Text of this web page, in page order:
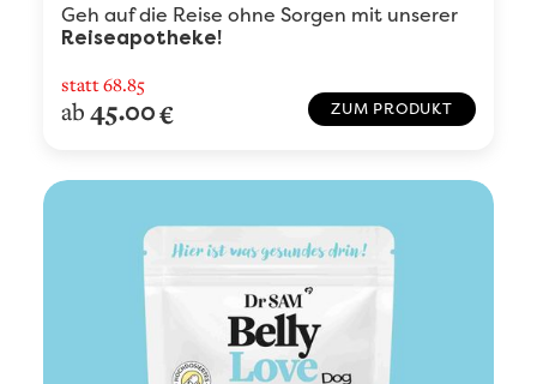
Geh auf die Reise ohne Sorgen mit unserer
Reiseapotheke!
statt68.85
ab45.00€ ZUM PRODUKT